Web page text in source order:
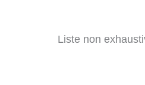
Liste non